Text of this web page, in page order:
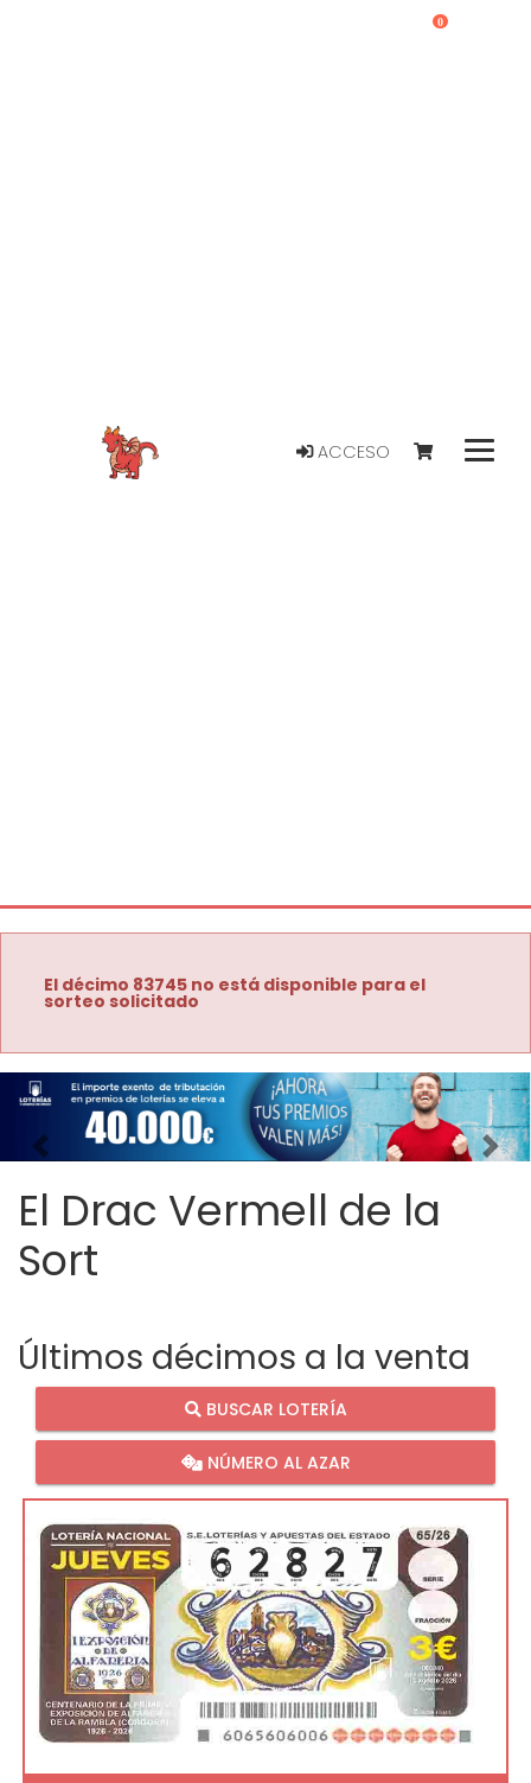
ACCESO
0
El décimo 83745 no está disponible para el
sorteo solicitado
Imagen anterior
El Drac Vermell de la
Sort
Últimos décimos a la venta
BUSCAR LOTERÍA
NÚMERO AL AZAR